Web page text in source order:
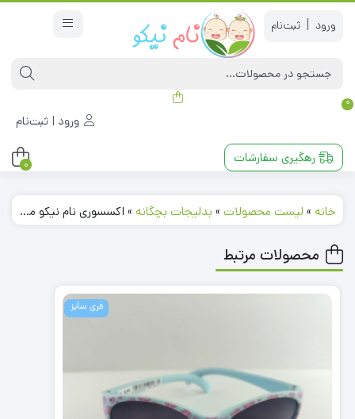
|
0
ورود | ثبت‌نام
رهگیری سفارشات 0
خانه » لیست محصولات » بدلیجات بچگانه » اکسسوری نام نیکو مدل 230387
محصولات مرتبط
فری سایز